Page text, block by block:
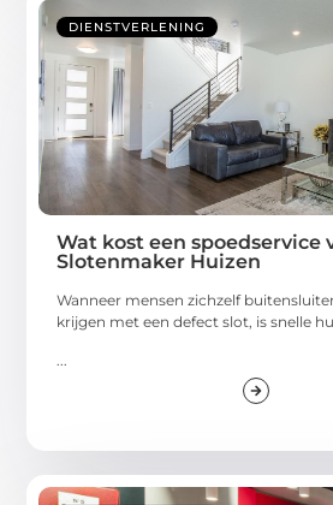
DIENSTVERLENING
Wat kost een spoedservice
Slotenmaker Huizen
Wanneer mensen zichzelf
krijgen met een defect slot, is snelle